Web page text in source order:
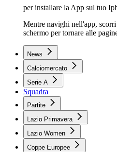
per installare la App sul tuo
Mentre navighi nell'app,
schermo per tornare alle
News
Calciomercato
Serie A
Squadra
Partite
Lazio Primavera
Lazio Women
Coppe Europee